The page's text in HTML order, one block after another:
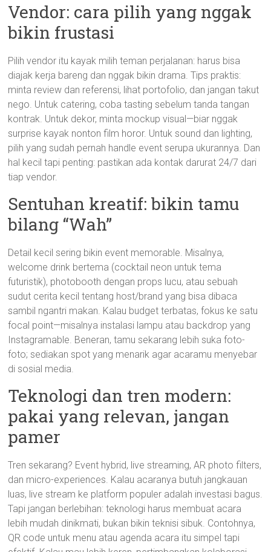
Vendor: cara pilih yang nggak
bikin frustasi
Pilih vendor itu kayak milih teman perjalanan: harus bisa
diajak kerja bareng dan nggak bikin drama. Tips praktis:
minta review dan referensi, lihat portofolio, dan jangan takut
nego. Untuk catering, coba tasting sebelum tanda tangan
kontrak. Untuk dekor, minta mockup visual—biar nggak
surprise kayak nonton film horor. Untuk sound dan lighting,
pilih yang sudah pernah handle event serupa ukurannya. Dan
hal kecil tapi penting: pastikan ada kontak darurat 24/7 dari
tiap vendor.
Sentuhan kreatif: bikin tamu
bilang “Wah”
Detail kecil sering bikin event memorable. Misalnya,
welcome drink bertema (cocktail neon untuk tema
futuristik), photobooth dengan props lucu, atau sebuah
sudut cerita kecil tentang host/brand yang bisa dibaca
sambil ngantri makan. Kalau budget terbatas, fokus ke satu
focal point—misalnya instalasi lampu atau backdrop yang
Instagramable. Beneran, tamu sekarang lebih suka foto-
foto; sediakan spot yang menarik agar acaramu menyebar
di sosial media.
Teknologi dan tren modern:
pakai yang relevan, jangan
pamer
Tren sekarang? Event hybrid, live streaming, AR photo filters,
dan micro-experiences. Kalau acaranya butuh jangkauan
luas, live stream ke platform populer adalah investasi bagus.
Tapi jangan berlebihan: teknologi harus membuat acara
lebih mudah dinikmati, bukan bikin teknisi sibuk. Contohnya,
QR code untuk menu atau agenda acara itu simpel tapi